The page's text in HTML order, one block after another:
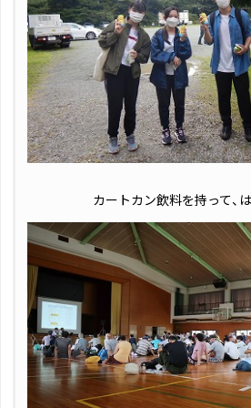
カートカン飲料を持って、は